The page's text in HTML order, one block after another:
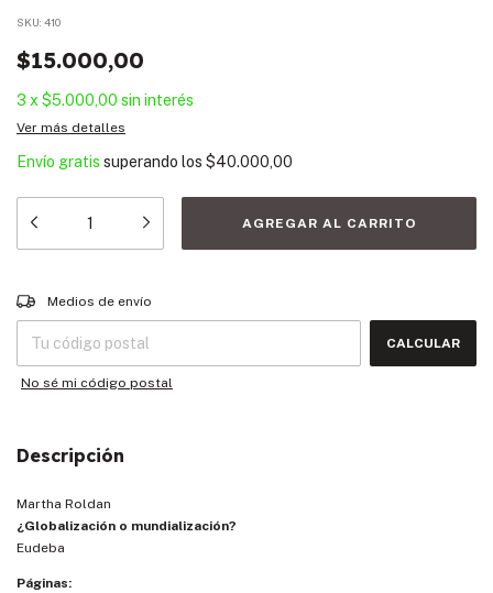
SKU: 410
$15.000,00
3 x $5.000,00 sin interés
Ver más detalles
Envío gratis superando los $40.000,00
Entregas para el CP:
Medios de envío
CALCULAR
No sé mi código postal
Descripción
Martha Roldan
¿Globalización o mundialización?
Eudeba
Páginas: